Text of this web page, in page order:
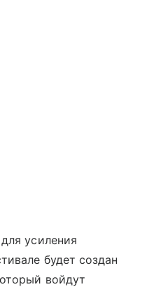
усиления
будет создан
войдут